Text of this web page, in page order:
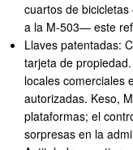
cuartos de
a la M-503— este
Llaves patentadas:
tarjeta de
locales comerciales
autorizadas. Keso,
plataformas; el
sorpresas en la